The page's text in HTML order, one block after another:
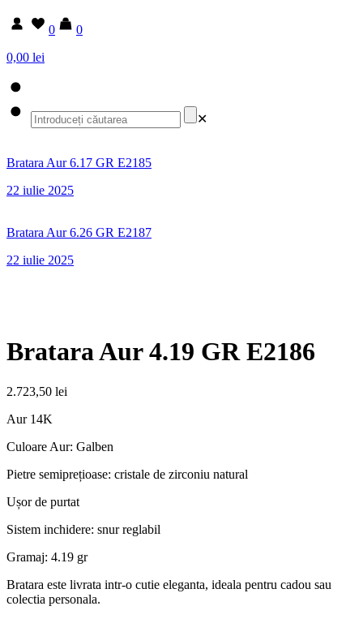
0
0
0,00 lei
✕
Bratara Aur 6.17 GR E2185
22 iulie 2025
Bratara Aur 6.26 GR E2187
22 iulie 2025
Bratara Aur 4.19 GR E2186
2.723,50 lei
Aur 14K
Culoare Aur: Galben
Pietre semiprețioase: cristale de zirconiu natural
Ușor de purtat
Sistem inchidere: snur reglabil
Gramaj: 4.19 gr
Bratara este livrata intr-o cutie eleganta, ideala pentru cadou sau
colectia personala.